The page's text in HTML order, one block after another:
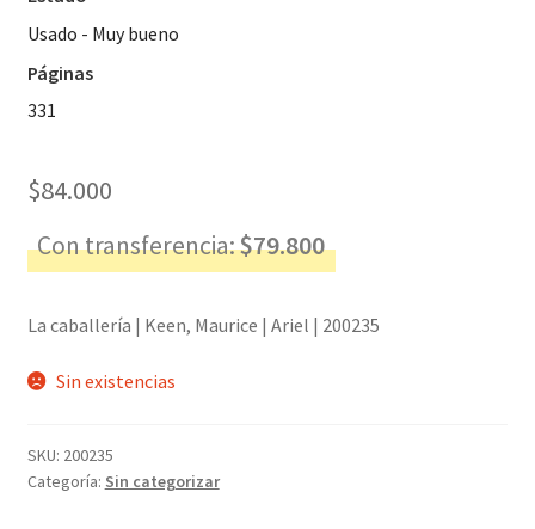
Usado - Muy bueno
Páginas
331
$84.000
Con transferencia:$79.800
La caballería | Keen, Maurice | Ariel | 200235
Sin existencias
SKU: 200235
Categoría: Sin categorizar